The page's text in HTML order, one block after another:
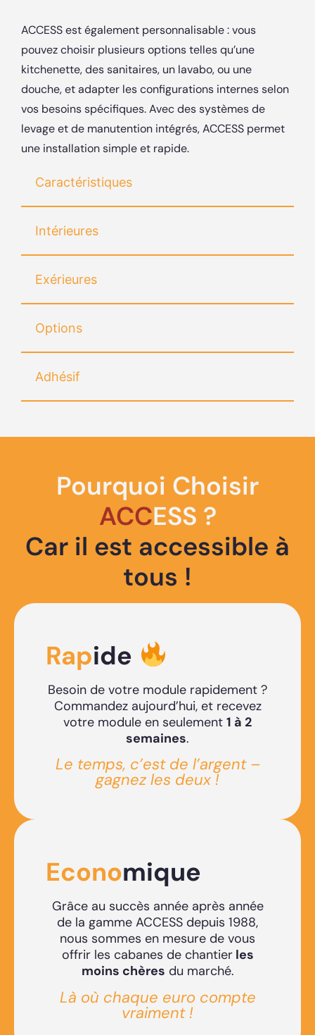
Caractéristiques
Intérieures
Exérieures
Options
Adhésif
ACCESS est également personnalisable : vous
pouvez choisir plusieurs options telles qu’une
kitchenette, des sanitaires, un lavabo, ou une
douche, et adapter les configurations internes selon
vos besoins spécifiques. Avec des systèmes de
levage et de manutention intégrés, ACCESS permet
une installation simple et rapide.
Pourquoi Choisir
ACCESS ?
Car il est accessible à
tous !
Rapide
Besoin de votre module rapidement ?
Commandez aujourd’hui, et recevez
votre module en seulement 1 à 2
semaines.
Le temps, c’est de l’argent –
gagnez les deux !
Economique
Grâce au succès année après année
de la gamme ACCESS depuis 1988,
nous sommes en mesure de vous
offrir les cabanes de chantierles
moins chères du marché.
Là où chaque euro compte
vraiment !